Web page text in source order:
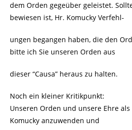
dem Orden gegeüber geleistet.
bewiesen ist, Hr. Komucky Verfehl-
ungen begangen haben, die den
bitte ich Sie unseren Orden aus
dieser “Causa” heraus zu halten.
Noch ein kleiner Kritikpunkt:
Unseren Orden und unsere Ehre
Komucky anzuwenden und